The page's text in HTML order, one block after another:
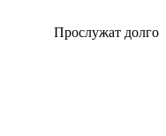
Прослужат долго